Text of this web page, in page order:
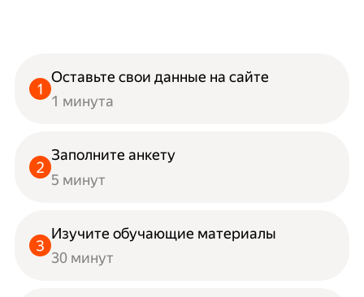
Оставьте свои данные на сайте
1 минута
Заполните анкету
5 минут
Изучите обучающие материалы
30 минут